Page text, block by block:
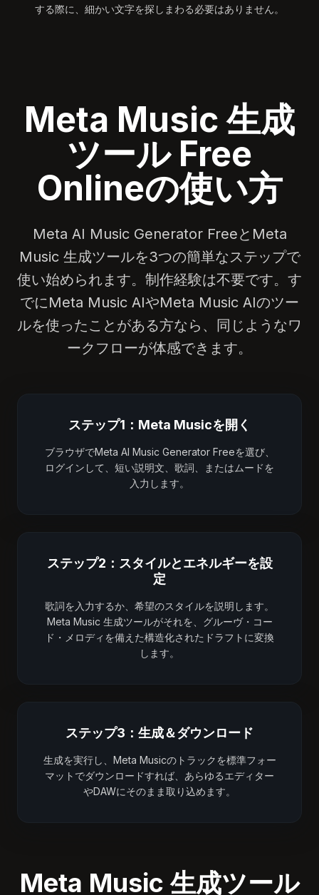
する際に、細かい文字を探しまわる必要はありません。
Meta Music 生成
ツール Free
Onlineの使い方
Meta AI Music Generator FreeとMeta
Music 生成ツールを3つの簡単なステップで
使い始められます。制作経験は不要です。す
でにMeta Music AIやMeta Music AIのツー
ルを使ったことがある方なら、同じようなワ
ークフローが体感できます。
ステップ1：Meta Musicを開く
ブラウザでMeta AI Music Generator Freeを選び、
ログインして、短い説明文、歌詞、またはムードを
入力します。
ステップ2：スタイルとエネルギーを設
定
歌詞を入力するか、希望のスタイルを説明します。
Meta Music 生成ツールがそれを、グルーヴ・コー
ド・メロディを備えた構造化されたドラフトに変換
します。
ステップ3：生成＆ダウンロード
生成を実行し、Meta Musicのトラックを標準フォー
マットでダウンロードすれば、あらゆるエディター
やDAWにそのまま取り込めます。
Meta Music 生成ツール